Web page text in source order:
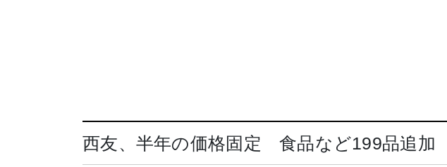
西友、半年の価格固定 食品など199品追加